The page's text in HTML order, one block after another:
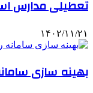
تعطیلی مدارس
۱۴۰۲/۱۱/۲۱
بهینه سازی